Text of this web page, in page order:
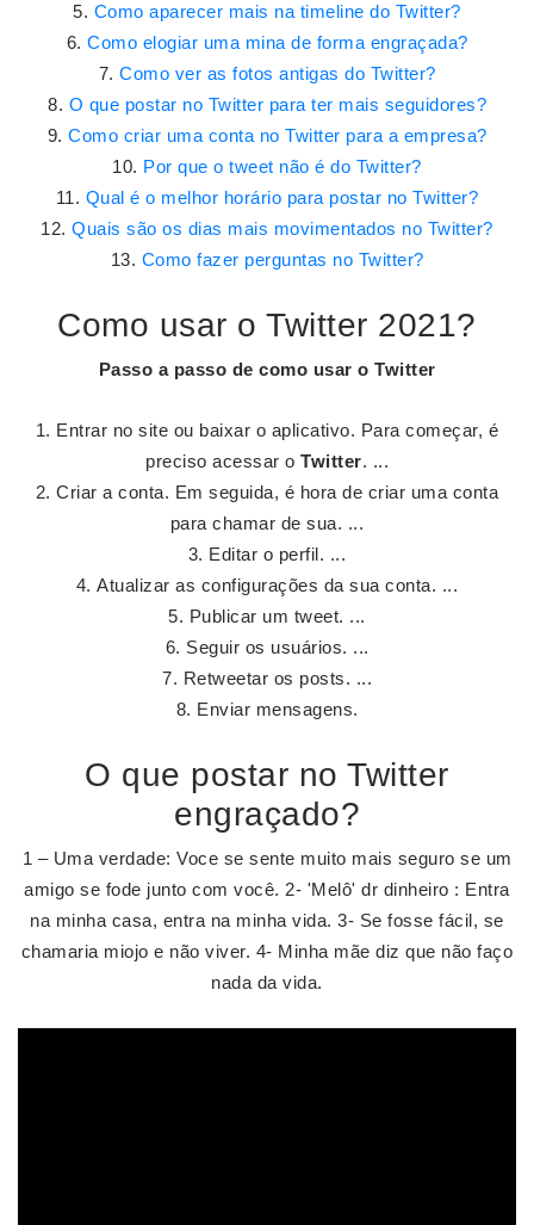
Como aparecer mais na timeline do Twitter?
Como elogiar uma mina de forma engraçada?
Como ver as fotos antigas do Twitter?
O que postar no Twitter para ter mais seguidores?
Como criar uma conta no Twitter para a empresa?
Por que o tweet não é do Twitter?
Qual é o melhor horário para postar no Twitter?
Quais são os dias mais movimentados no Twitter?
Como fazer perguntas no Twitter?
Como usar o Twitter 2021?
Passo a passo de como usar o Twitter
Entrar no site ou baixar o aplicativo. Para começar, é
preciso acessar o Twitter. ...
Criar a conta. Em seguida, é hora de criar uma conta
para chamar de sua. ...
Editar o perfil. ...
Atualizar as configurações da sua conta. ...
Publicar um tweet. ...
Seguir os usuários. ...
Retweetar os posts. ...
Enviar mensagens.
O que postar no Twitter
engraçado?
1 – Uma verdade: Voce se sente muito mais seguro se um
amigo se fode junto com você. 2- 'Melô' dr dinheiro : Entra
na minha casa, entra na minha vida. 3- Se fosse fácil, se
chamaria miojo e não viver. 4- Minha mãe diz que não faço
nada da vida.